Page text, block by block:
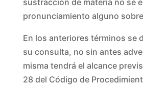
sustracción de materia no se
pronunciamiento alguno
En los anteriores términos se
su consulta, no sin antes
misma tendrá el alcance
28 del Código de